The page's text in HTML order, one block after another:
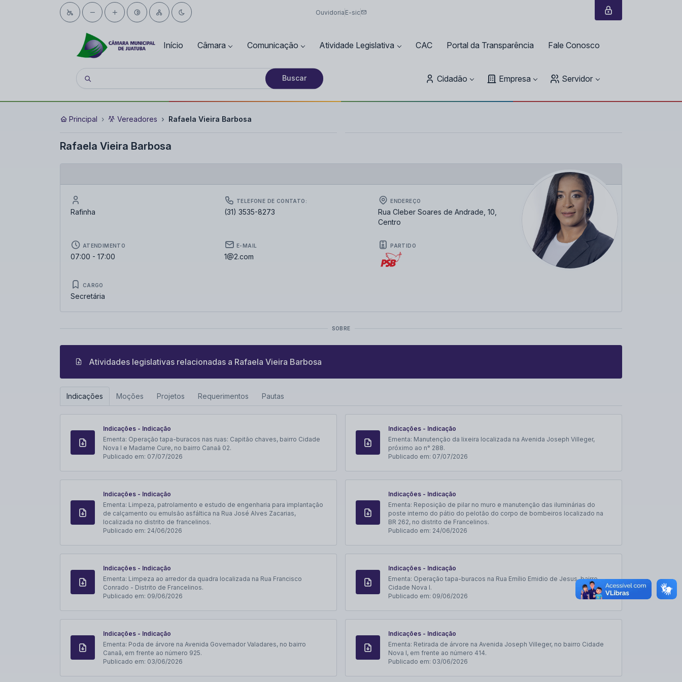
Ouvidoria E-sic
Início Câmara Comunicação Atividade Legislativa CAC Portal da Transparência Fale Conosco
Buscar Cidadão Empresa Servidor
Principal Vereadores Rafaela Vieira Barbosa
Rafaela Vieira Barbosa
Rafinha
TELEFONE DE CONTATO:
(31) 3535-8273
ENDEREÇO
Rua Cleber Soares de Andrade, 10,
Centro
ATENDIMENTO
07:00 - 17:00
E-MAIL
1@2.com
PARTIDO
CARGO
Secretária
SOBRE
Atividades legislativas relacionadas a Rafaela Vieira Barbosa
Indicações Moções Projetos Requerimentos Pautas
Indicações - Indicação
Ementa: Operação tapa-buracos nas ruas: Capitão chaves, bairro Cidade
Nova I e Madame Cure, no bairro Canaã 02.
Publicado em: 07/07/2026
Indicações - Indicação
Ementa: Manutenção da lixeira localizada na Avenida Joseph Villeger,
próximo ao n° 288.
Publicado em: 07/07/2026
Indicações - Indicação
Ementa: Limpeza, patrolamento e estudo de engenharia para implantação
de calçamento ou emulsão asfáltica na Rua José Alves Zacarias,
localizada no distrito de francelinos.
Publicado em: 24/06/2026
Indicações - Indicação
Ementa: Reposição de pilar no muro e manutenção das iluminárias do
poste interno do pátio do pelotão do corpo de bombeiros localizado na
BR 262, no distrito de Francelinos.
Publicado em: 24/06/2026
Indicações - Indicação
Ementa: Limpeza ao arredor da quadra localizada na Rua Francisco
Conrado - Distrito de Francelinos.
Publicado em: 09/06/2026
Indicações - Indicação
Ementa: Operação tapa-buracos na Rua Emílio Emidio de Jesus, bairro
Cidade Nova I.
Publicado em: 09/06/2026
Indicações - Indicação
Ementa: Poda de árvore na Avenida Governador Valadares, no bairro
Canaã, em frente ao número 925.
Publicado em: 03/06/2026
Indicações - Indicação
Ementa: Retirada de árvore na Avenida Joseph Villeger, no bairro Cidade
Nova I, em frente ao número 414.
Publicado em: 03/06/2026